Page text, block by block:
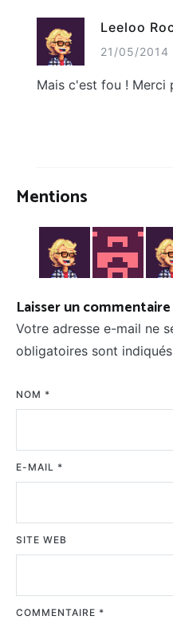
Leeloo
21/05/2014
Mais c'est fou ! Merci
Mentions
Laisser un commentaire
Votre adresse e-mail ne
obligatoires sont
NOM *
E-MAIL *
SITE WEB
COMMENTAIRE *